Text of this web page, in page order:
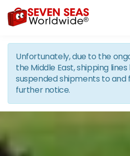
Skip to the
Unfortunately, due to the
the Middle East, shipping
suspended shipments to and
further notice.